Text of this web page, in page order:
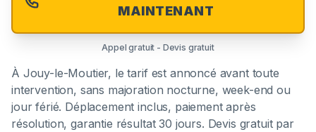
MAINTENANT
Appel gratuit - Devis gratuit
À Jouy-le-Moutier, le tarif est annoncé avant toute
intervention, sans majoration nocturne, week-end ou
jour férié. Déplacement inclus, paiement après
résolution, garantie résultat 30 jours. Devis gratuit par